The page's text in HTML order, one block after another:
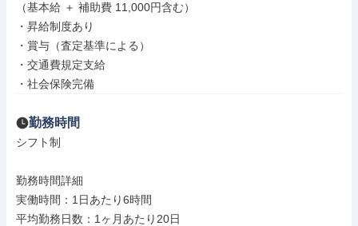
（基本給 ＋ 補助費 11,000円含む）
・昇給制度あり
・賞与（査定基準による）
・交通費規定支給
・社会保険完備
勤務時間
シフト制
勤務時間詳細
実働時間：1日あたり6時間
平均勤務日数：1ヶ月あたり20日